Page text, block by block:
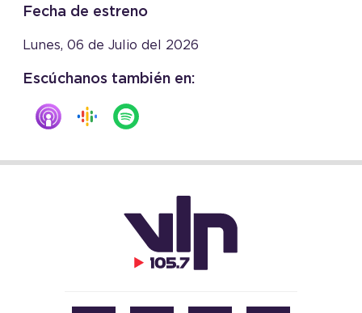
Fecha de estreno
Lunes, 06 de Julio del 2026
Escúchanos también en: